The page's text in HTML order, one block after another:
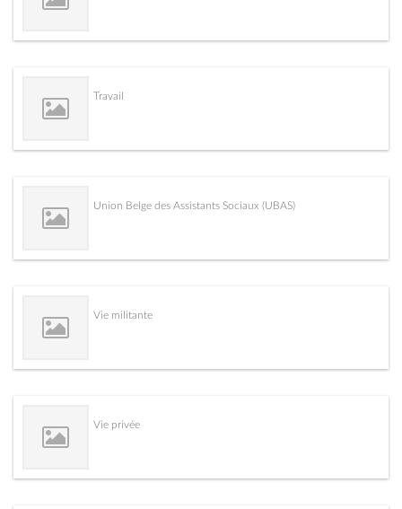
Travail
Union Belge des Assistants Sociaux (UBAS)
Vie militante
Vie privée